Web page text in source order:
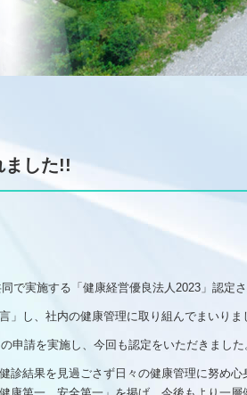
ました!!
で実施する「健康経営優良法人2023」認定
し、社内の健康管理に取り組んでまいりま
申請を実施し、今回も認定をいただきました
診結果を見過ごさず日々の健康管理に努め